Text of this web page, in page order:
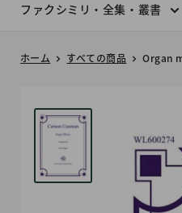
ファクシミリ・全集・叢書
ホーム すべての商品 Organ